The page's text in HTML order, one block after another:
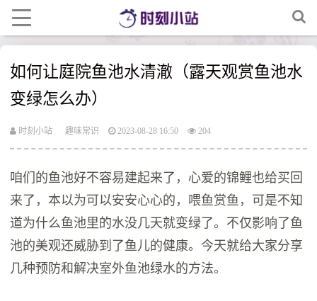
如何让庭院鱼池水清澈（露天观赏鱼池水
变绿怎么办）
时刻小站 趣味常识 2023-08-28 16:50 204
咱们的鱼池好不容易建起来了，心爱的锦鲤也给买回
来了，本以为可以安安心心的，喂鱼赏鱼，可是不知
道为什么鱼池里的水没几天就变绿了。不仅影响了鱼
池的美观还威胁到了鱼儿的健康。今天就给大家分享
几种预防和解决室外鱼池绿水的方法。